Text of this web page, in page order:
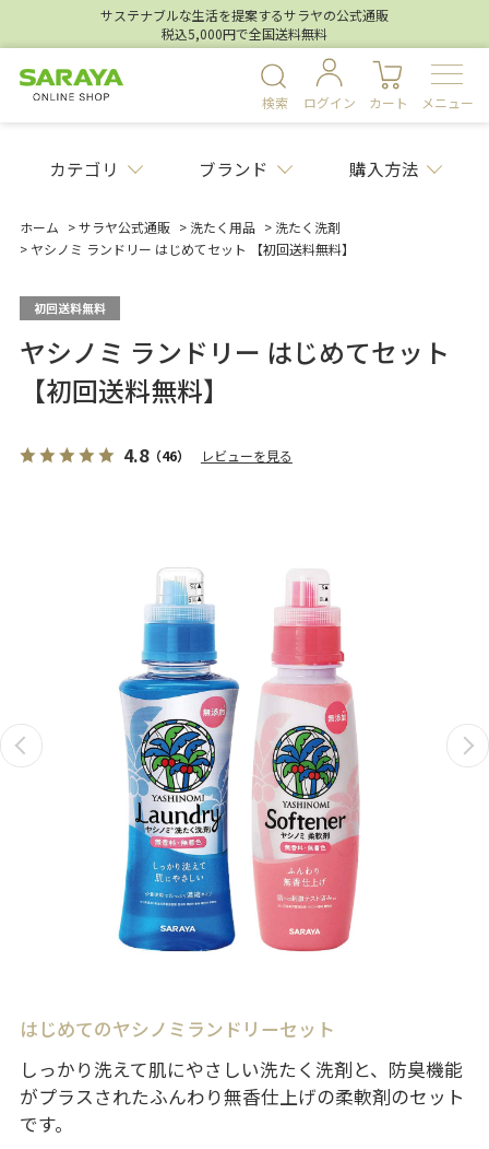
サステナブルな生活を提案するサラヤの公式通販
税込5,000円で全国送料無料
検索 ログイン カート メニュー
カテゴリ ブランド 購入方法
ホーム >サラヤ公式通販 > 洗たく用品 > 洗たく洗剤
> ヤシノミ ランドリー はじめてセット 【初回送料無料】
ヤシノミ ランドリー はじめてセット
【初回送料無料】
4.8（46） レビューを見る
はじめてのヤシノミランドリーセット
しっかり洗えて肌にやさしい洗たく洗剤と、防臭機能
がプラスされたふんわり無香仕上げの柔軟剤のセット
です。